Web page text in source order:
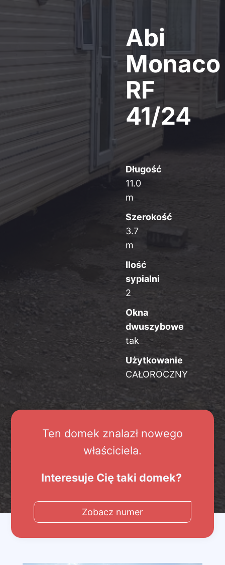
Ten domek znalazł nowego
właściciela.
Interesuje Cię taki domek?
Zobacz numer
Abi
Monaco
RF
41/24
Długość
11.0
m
Szerokość
3.7
m
Ilość
sypialni
2
Okna
dwuszybowe
tak
Użytkowanie
CAŁOROCZNY